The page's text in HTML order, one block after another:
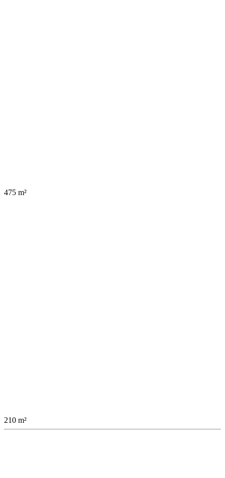
475 m²
210 m²